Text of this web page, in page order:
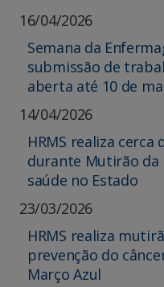
16/04/2026
Semana da
submissão de
aberta até 10 de
14/04/2026
HRMS realiza
durante Mutirão da
saúde no Estado
23/03/2026
HRMS realiza
prevenção do
Março Azul